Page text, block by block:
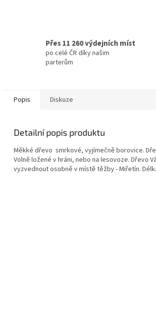
Přes 11 260 výdejních míst
po celé ČR díky našim
parterům
Popis Diskuze
Detailní popis produktu
Měkké dřevo smrkové, vyjímečně borovice.
Volně ložené v hráni, nebo na lesovoze. Dřevo
vyzvednout osobně v místě těžby -Miřetín.